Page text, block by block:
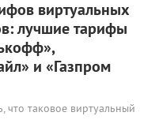
виртуальных
лучшие тарифы
и «Газпром
что таковое виртуальный